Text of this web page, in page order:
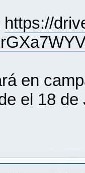
https://
en
el 18